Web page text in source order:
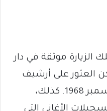
موثقة في دار
العثور على أرشيف
الصحف التي غطتها في ديسمبر 1968. كذلك،
الأغاني التي